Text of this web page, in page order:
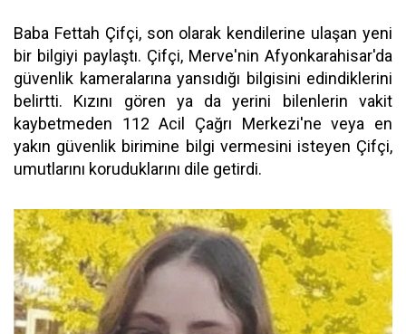
Baba Fettah Çifçi, son olarak kendilerine ulaşan yeni
bir bilgiyi paylaştı. Çifçi, Merve'nin Afyonkarahisar'da
güvenlik kameralarına yansıdığı bilgisini edindiklerini
belirtti. Kızını gören ya da yerini bilenlerin vakit
kaybetmeden 112 Acil Çağrı Merkezi'ne veya en
yakın güvenlik birimine bilgi vermesini isteyen Çifçi,
umutlarını koruduklarını dile getirdi.